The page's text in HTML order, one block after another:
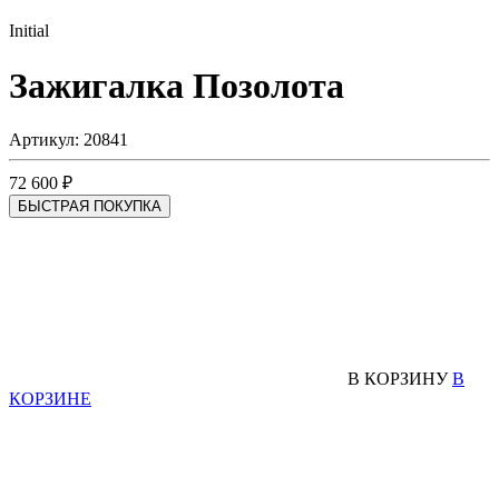
Initial
Зажигалка Позолота
Артикул: 20841
72 600 ₽
БЫСТРАЯ ПОКУПКА
В КОРЗИНУ В
КОРЗИНЕ